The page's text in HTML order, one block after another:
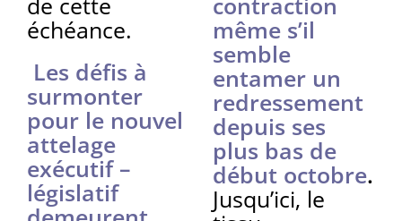
échéance.
Les défis à
surmonter
pour le nouvel
attelage
exécutif –
législatif
même s’il
semble
entamer un
redressement
depuis ses
plus bas de
début octobre.
Jusqu’ici, le